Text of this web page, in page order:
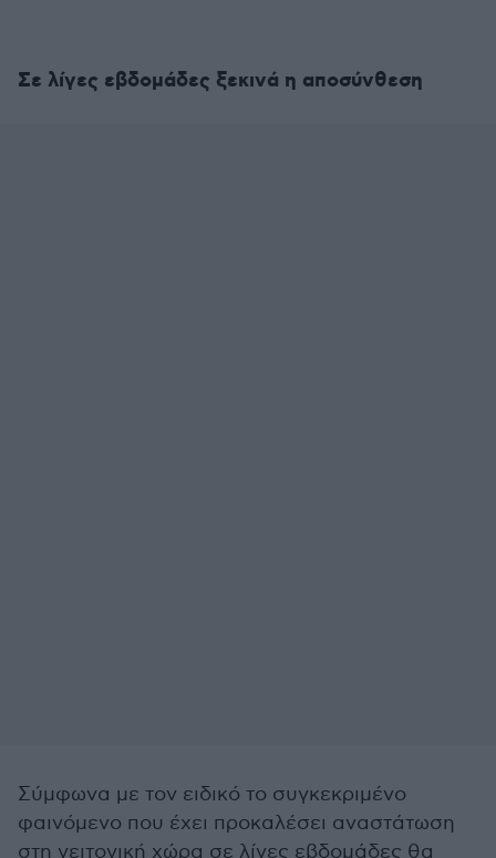
Σε λίγες εβδομάδες ξεκινά η αποσύνθεση
Σύμφωνα με τον ειδικό το συγκεκριμένο
φαινόμενο που έχει προκαλέσει αναστάτωση
στη γειτονική χώρα σε λίγες εβδομάδες θα